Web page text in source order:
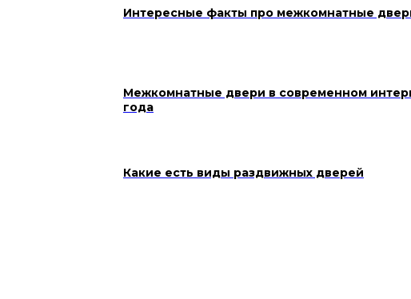
Интересные факты про межкомнатные
Межкомнатные двери в современном
года
Какие есть виды раздвижных дверей